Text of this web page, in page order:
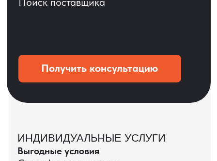
Оставить заявку
КЕЙС ПАО «РОСТЕЛЕКОМ»